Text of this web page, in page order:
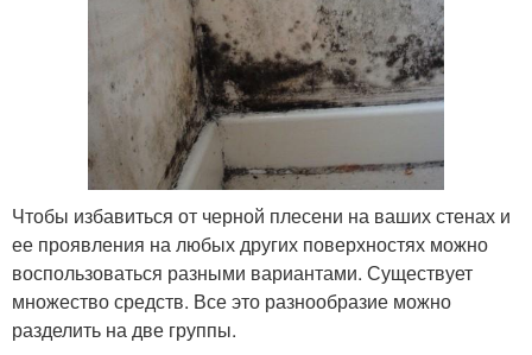
Чтобы избавиться от черной плесени на ваших стенах и
ее проявления на любых других поверхностях можно
воспользоваться разными вариантами. Существует
множество средств. Все это разнообразие можно
разделить на две группы.